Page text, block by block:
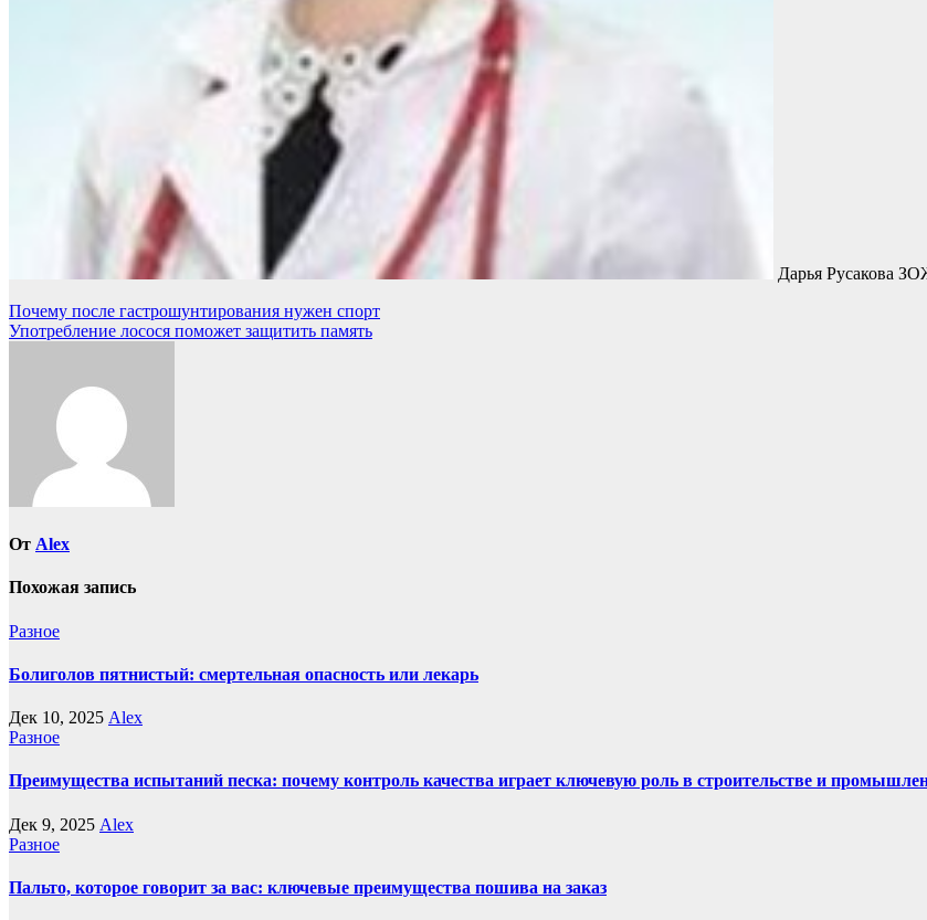
Дарья Русакова
Навигация
по
Почему после гастрошунтирования нужен спорт
Употребление лосося поможет защитить память
От Alex
Похожая запись
Разное
Болиголов пятнистый: смертельная опасность или лекарь
Дек 10, 2025 Alex
Разное
Преимущества испытаний песка: почему контроль качества играет ключевую роль в строительстве и
Дек 9, 2025 Alex
Разное
Пальто, которое говорит за вас: ключевые преимущества пошива на заказ